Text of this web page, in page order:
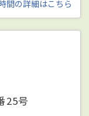
間の詳細はこちら
25号